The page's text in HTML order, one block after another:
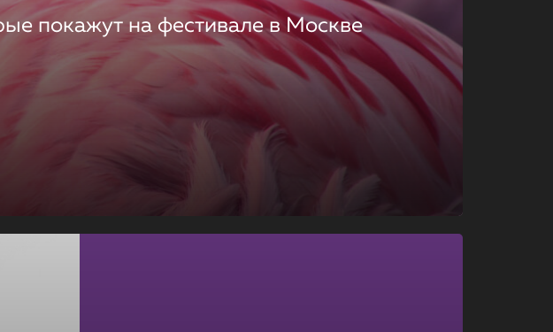
покажут на фестивале в Москве